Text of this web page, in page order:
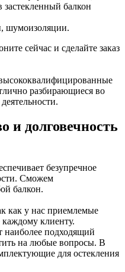
застекленный балкон
шумоизоляции.
сейчас и сделайте заказ
разбирающиеся во
и долговечность
безупречное
Сможем
балкон.
как у нас приемлемые
клиенту.
наиболее подходящий
на любые вопросы. В
для остекления